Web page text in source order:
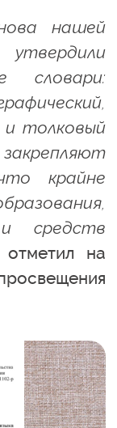
нашей
словари:
и толковый
крайне
средств
на